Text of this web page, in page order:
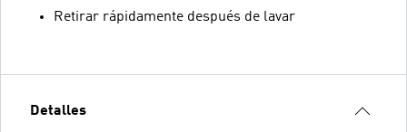
Retirar rápidamente después de lavar
Detalles